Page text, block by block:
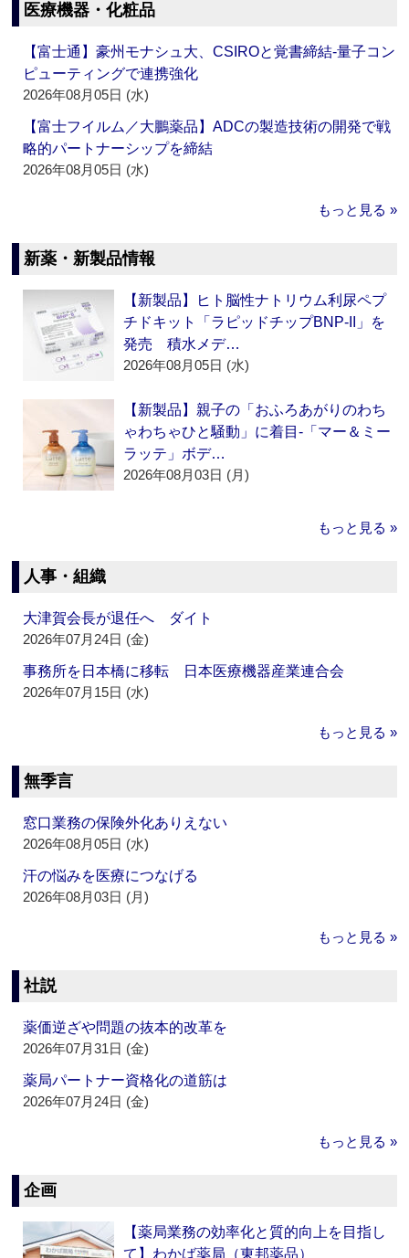
医療機器・化粧品
【富士通】豪州モナシュ大、CSIROと覚書締結‐量子コン
ピューティングで連携強化
2026年08月05日 (水)
【富士フイルム／大鵬薬品】ADCの製造技術の開発で戦
略的パートナーシップを締結
2026年08月05日 (水)
もっと見る »
新薬・新製品情報
【新製品】ヒト脳性ナトリウム利尿ペプ
チドキット「ラピッドチップBNP-II」を
発売 積水メデ…
2026年08月05日 (水)
【新製品】親子の「おふろあがりのわち
ゃわちゃひと騒動」に着目‐「マー＆ミー
ラッテ」ボデ…
2026年08月03日 (月)
もっと見る »
人事・組織
大津賀会長が退任へ ダイト
2026年07月24日 (金)
事務所を日本橋に移転 日本医療機器産業連合会
2026年07月15日 (水)
もっと見る »
無季言
窓口業務の保険外化ありえない
2026年08月05日 (水)
汗の悩みを医療につなげる
2026年08月03日 (月)
もっと見る »
社説
薬価逆ざや問題の抜本的改革を
2026年07月31日 (金)
薬局パートナー資格化の道筋は
2026年07月24日 (金)
もっと見る »
企画
【薬局業務の効率化と質的向上を目指し
て】わかば薬局（東邦薬品）